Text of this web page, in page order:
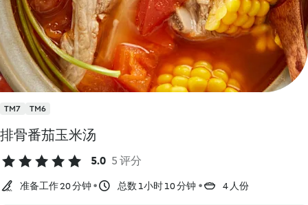
TM7 TM6
排骨番茄玉米汤
5.0 5 评分
准备工作 20 分钟 总数 1小时 10 分钟 4 人份